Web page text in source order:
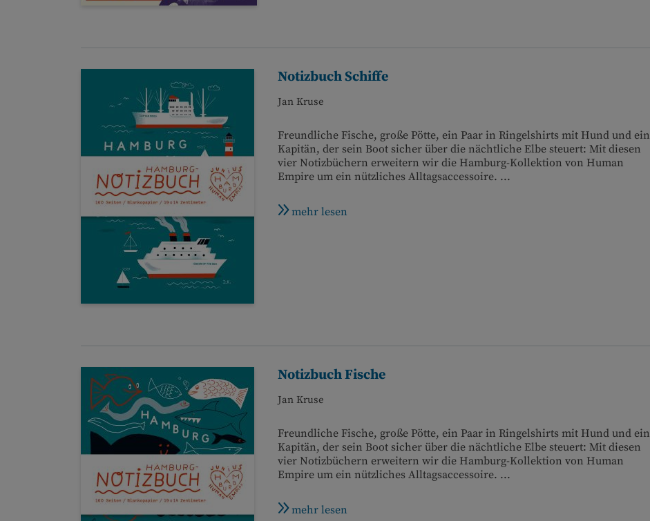
Notizbuch Schiffe
Jan Kruse
Freundliche Fische, große Pötte, ein Paar in Ringelshirts mit Hund und ein
Kapitän, der sein Boot sicher über die nächtliche Elbe steuert: Mit diesen
vier Notizbüchern erweitern wir die Hamburg-Kollektion von Human
Empire um ein nützliches Alltagsaccessoire. ...
mehr lesen
Notizbuch Fische
Jan Kruse
Freundliche Fische, große Pötte, ein Paar in Ringelshirts mit Hund und ein
Kapitän, der sein Boot sicher über die nächtliche Elbe steuert: Mit diesen
vier Notizbüchern erweitern wir die Hamburg-Kollektion von Human
Empire um ein nützliches Alltagsaccessoire. ...
mehr lesen